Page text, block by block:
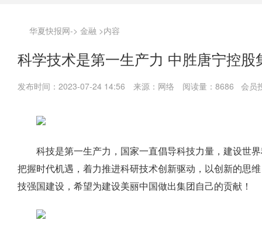
华夏快报网-> 金融 >内容
科学技术是第一生产力 中胜唐宁控
发布时间：2023-07-24 14:56 来源：网络 阅读量：8686 会员
科技是第一生产力，国家一直倡导科技力量，建设世
把握时代机遇，着力推进科研技术创新驱动，以创新的思
技强国建设，希望为建设美丽中国做出集团自己的贡献！